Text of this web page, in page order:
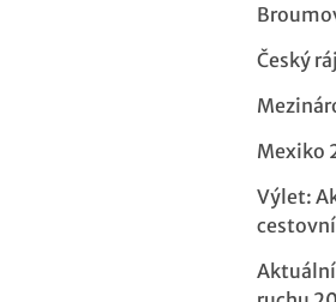
Český
Mexiko
Výlet: